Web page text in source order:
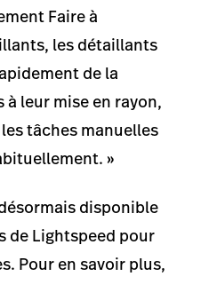
Faire à
les détaillants
de la
leur mise en rayon,
tâches manuelles
»
disponible
de Lightspeed pour
Pour en savoir plus,